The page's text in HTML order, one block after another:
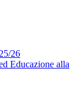
26
Educazione alla